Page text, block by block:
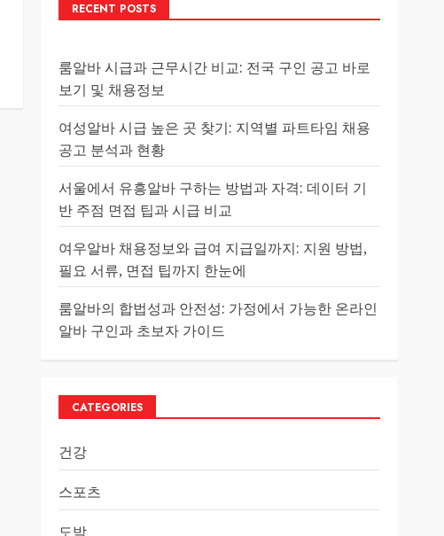
RECENT POSTS
룸알바 시급과 근무시간 비교: 전국 구인 공고 바로
보기 및 채용정보
여성알바 시급 높은 곳 찾기: 지역별 파트타임 채용
공고 분석과 현황
서울에서 유흥알바 구하는 방법과 자격: 데이터 기
반 주점 면접 팁과 시급 비교
여우알바 채용정보와 급여 지급일까지: 지원 방법,
필요 서류, 면접 팁까지 한눈에
룸알바의 합법성과 안전성: 가정에서 가능한 온라인
알바 구인과 초보자 가이드
CATEGORIES
건강
스포츠
도박